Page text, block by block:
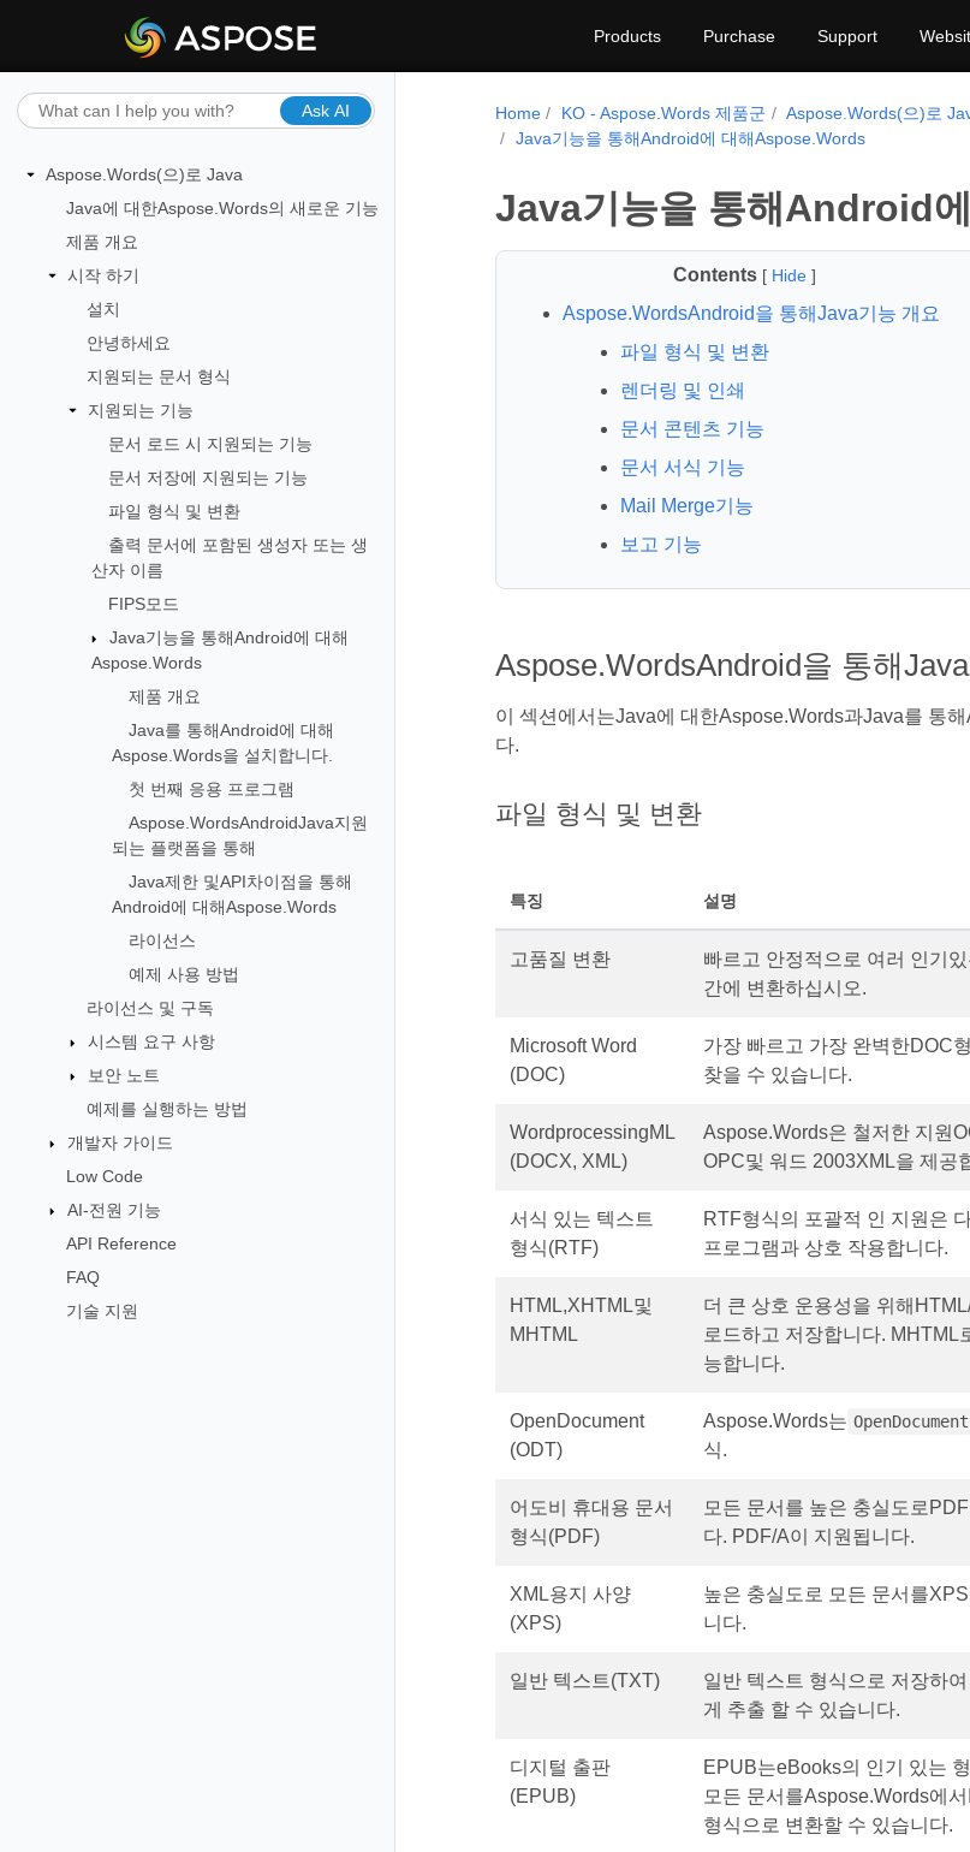
Products Purchase Support
Ask AI
Aspose.Words(으)로 Java
Java에 대한Aspose.Words의 새로운 기능
제품 개요
시작 하기
설치
안녕하세요
지원되는 문서 형식
지원되는 기능
문서 로드 시 지원되는 기능
문서 저장에 지원되는 기능
파일 형식 및 변환
출력 문서에 포함된 생성자 또는 생
산자 이름
FIPS모드
Java기능을 통해Android에 대해
Aspose.Words
제품 개요
Java를 통해Android에 대해
Aspose.Words을 설치합니다.
첫 번째 응용 프로그램
Aspose.WordsAndroidJava지원
되는 플랫폼을 통해
Java제한 및API차이점을 통해
Android에 대해Aspose.Words
라이선스
예제 사용 방법
라이선스 및 구독
시스템 요구 사항
보안 노트
예제를 실행하는 방법
개발자 가이드
Low Code
AI-전원 기능
API Reference
FAQ
기술 지원
Home KO - Aspose.Words 제품군 Aspose.Words(으)로
Java기능을 통해Android에 대해Aspose.Words
Java기능을 통해Android
Contents[ Hide ]
Aspose.WordsAndroid을 통해Java기능 개요
파일 형식 및 변환
렌더링 및 인쇄
문서 콘텐츠 기능
문서 서식 기능
Mail Merge기능
보고 기능
Aspose.WordsAndroid을 통해
이 섹션에서는Java에 대한Aspose.Words과Java를 통
다.
파일 형식 및 변환
특징 설명
고품질 변환
빠르고 안정적으로 여러 인기
간에 변환하십시오.
Microsoft Word
(DOC)
가장 빠르고 가장 완벽한DOC
찾을 수 있습니다.
WordprocessingML
(DOCX, XML)
Aspose.Words은 철저한 지원
OPC및 워드 2003XML을 제공
서식 있는 텍스트
형식(RTF)
RTF형식의 포괄적 인 지원은
프로그램과 상호 작용합니다.
HTML,XHTML및
MHTML
더 큰 상호 운용성을 위해
로드하고 저장합니다. MHTML
능합니다.
OpenDocument
(ODT)
Aspose.Words는 OpenDocument
식.
어도비 휴대용 문서
형식(PDF)
모든 문서를 높은 충실도로
다. PDF/A이 지원됩니다.
XML용지 사양
(XPS)
높은 충실도로 모든 문서를
니다.
일반 텍스트(TXT)
일반 텍스트 형식으로 저장하
게 추출 할 수 있습니다.
디지털 출판
(EPUB)
EPUB는eBooks의 인기 있는
모든 문서를Aspose.Words에
형식으로 변환할 수 있습니다.